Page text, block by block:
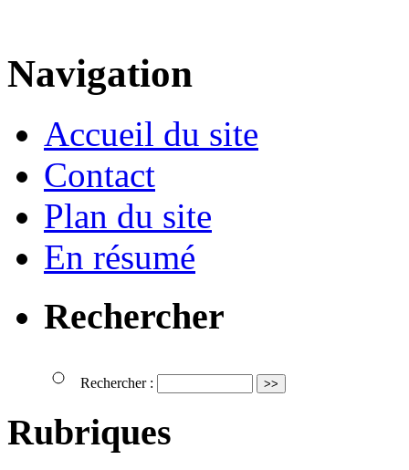
Navigation
Accueil du site
Contact
Plan du site
En résumé
Rechercher
Rechercher :
Rubriques